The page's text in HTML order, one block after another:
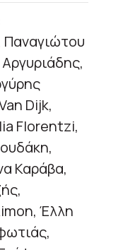
Dijk,
Florentzi,
Καράβα,
Έλλη